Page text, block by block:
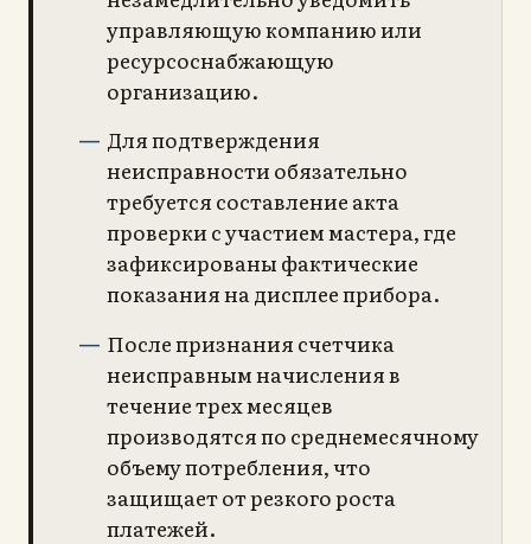
управляющую компанию или
ресурсоснабжающую
организацию.
Для подтверждения
неисправности обязательно
требуется составление акта
проверки с участием мастера, где
зафиксированы фактические
показания на дисплее прибора.
После признания счетчика
неисправным начисления в
течение трех месяцев
производятся по среднемесячному
объему потребления, что
защищает от резкого роста
платежей.